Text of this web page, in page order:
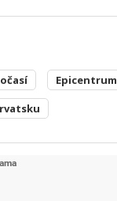
Epicentrum